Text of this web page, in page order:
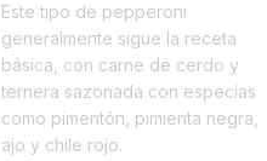
Este tipo de pepperoni
generalmente sigue la receta
básica, con carne de cerdo y
ternera sazonada con especias
como pimentón, pimienta negra,
ajo y chile rojo.